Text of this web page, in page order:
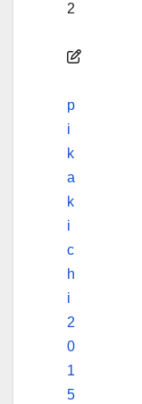
2
p
i
k
a
k
i
c
h
i
2
0
1
5